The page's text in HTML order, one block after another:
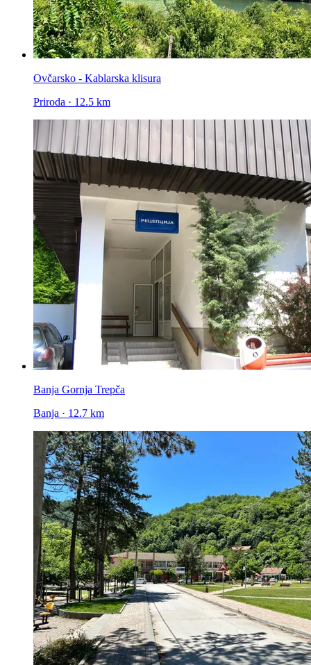
Ovčarsko - Kablarska klisura
Priroda · 12.5 km
Banja Gornja Trepča
Banja · 12.7 km